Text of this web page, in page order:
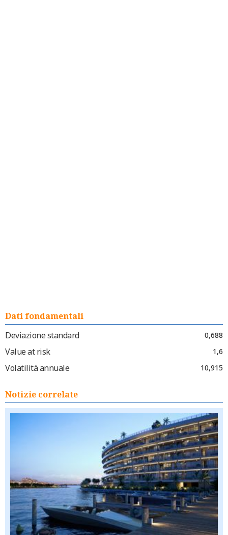
Dati fondamentali
Deviazione standard
0,688
Value at risk 1,6
Volatilità annuale 10,915
Notizie correlate